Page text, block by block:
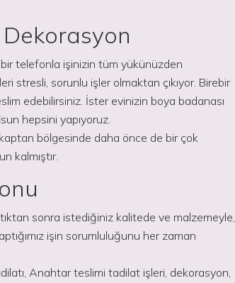
telefonla işinizin tüm yükünüzden
stresli, sorunlu işler olmaktan çıkıyor. Birebir
edebilirsiniz. İster evinizin boya badanası
hepsini yapıyoruz.
bölgesinde daha önce de bir çok
kalmıştır.
sonra istediğiniz kalitede ve malzemeyle,
işin sorumluluğunu her zaman
Anahtar teslimi tadilat işleri, dekorasyon,